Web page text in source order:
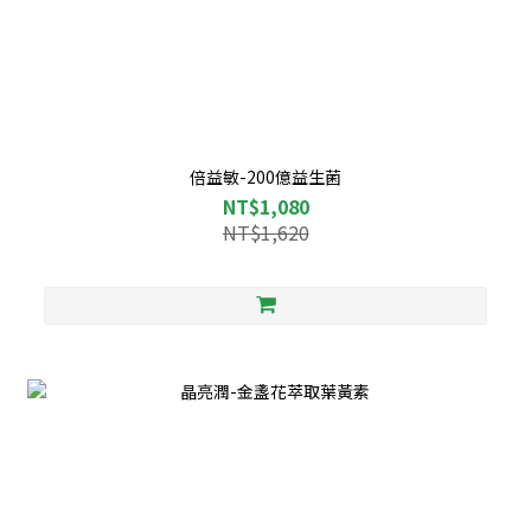
倍益敏-200億益生菌
NT$1,080
NT$1,620